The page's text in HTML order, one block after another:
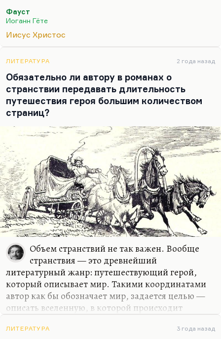
уныние грехом, и Христос, конечно, не уныл. У
даже не слабости, а, может быть, и наибольшей
сад и моление о чаше. Это ключевой эпизод
Евангелия. И конечно, без Гефсиманского сада
Христа мы представить не можем. Но, в
принципе, Христос — это учитель веселый,
парадоксальный, не в малой степени не унылый и
не угрюмый.…
Фауст
Иоганн Гёте
Иисус Христос
ЛИТЕРАТУРА 2 года назад
Обязательно ли автору в романах о
странствии передавать длительность
путешествия героя большим количеством
страниц?
Объем странствий не так важен. Вообще
странствия — это древнейший
литературный жанр: путешествующий герой,
который описывает мир. Такими координатами
автор как бы обозначает мир, задается целью —
описать вселенную, в которой происходит
конечно. Путешествие Онегина, по Пушкину,
ЛИТЕРАТУРА 3 года назад